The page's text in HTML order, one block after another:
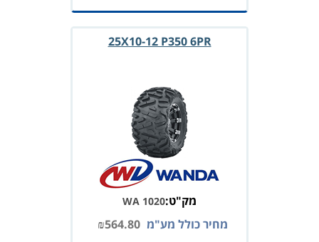
25X10-12 P350 6PR
מק"ט:WA 1020
מחיר כולל מע"מ ₪564.80